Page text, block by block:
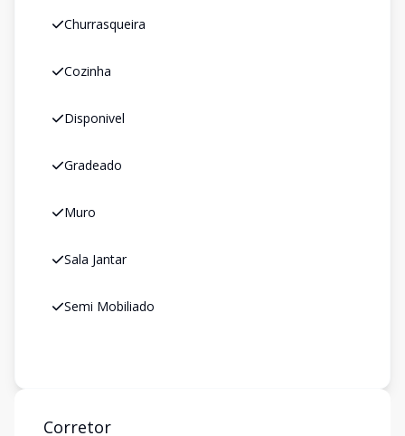
Churrasqueira
Cozinha
Disponivel
Gradeado
Muro
Sala Jantar
Semi Mobiliado
Corretor